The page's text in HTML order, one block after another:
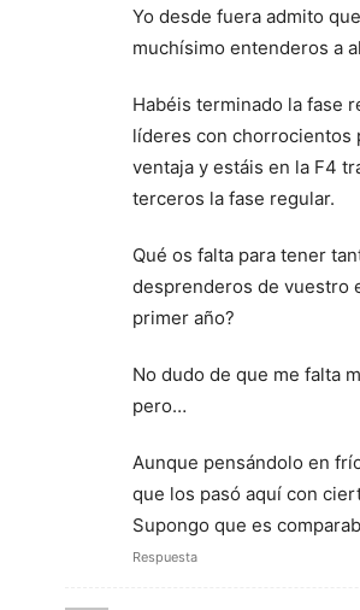
Yo desde fuera admito
muchísimo entenderos a
Habéis terminado la fase
líderes con chorrocientos
ventaja y estáis en la F4
terceros la fase regular.
Qué os falta para tener
desprenderos de vuestro
primer año?
No dudo de que me falta
pero…
Aunque pensándolo en
que los pasó aquí con
Supongo que es
Respuesta